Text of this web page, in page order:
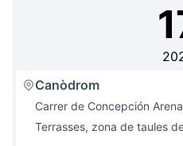
Canòdrom
Carrer de Concepción
Terrasses, zona de taules